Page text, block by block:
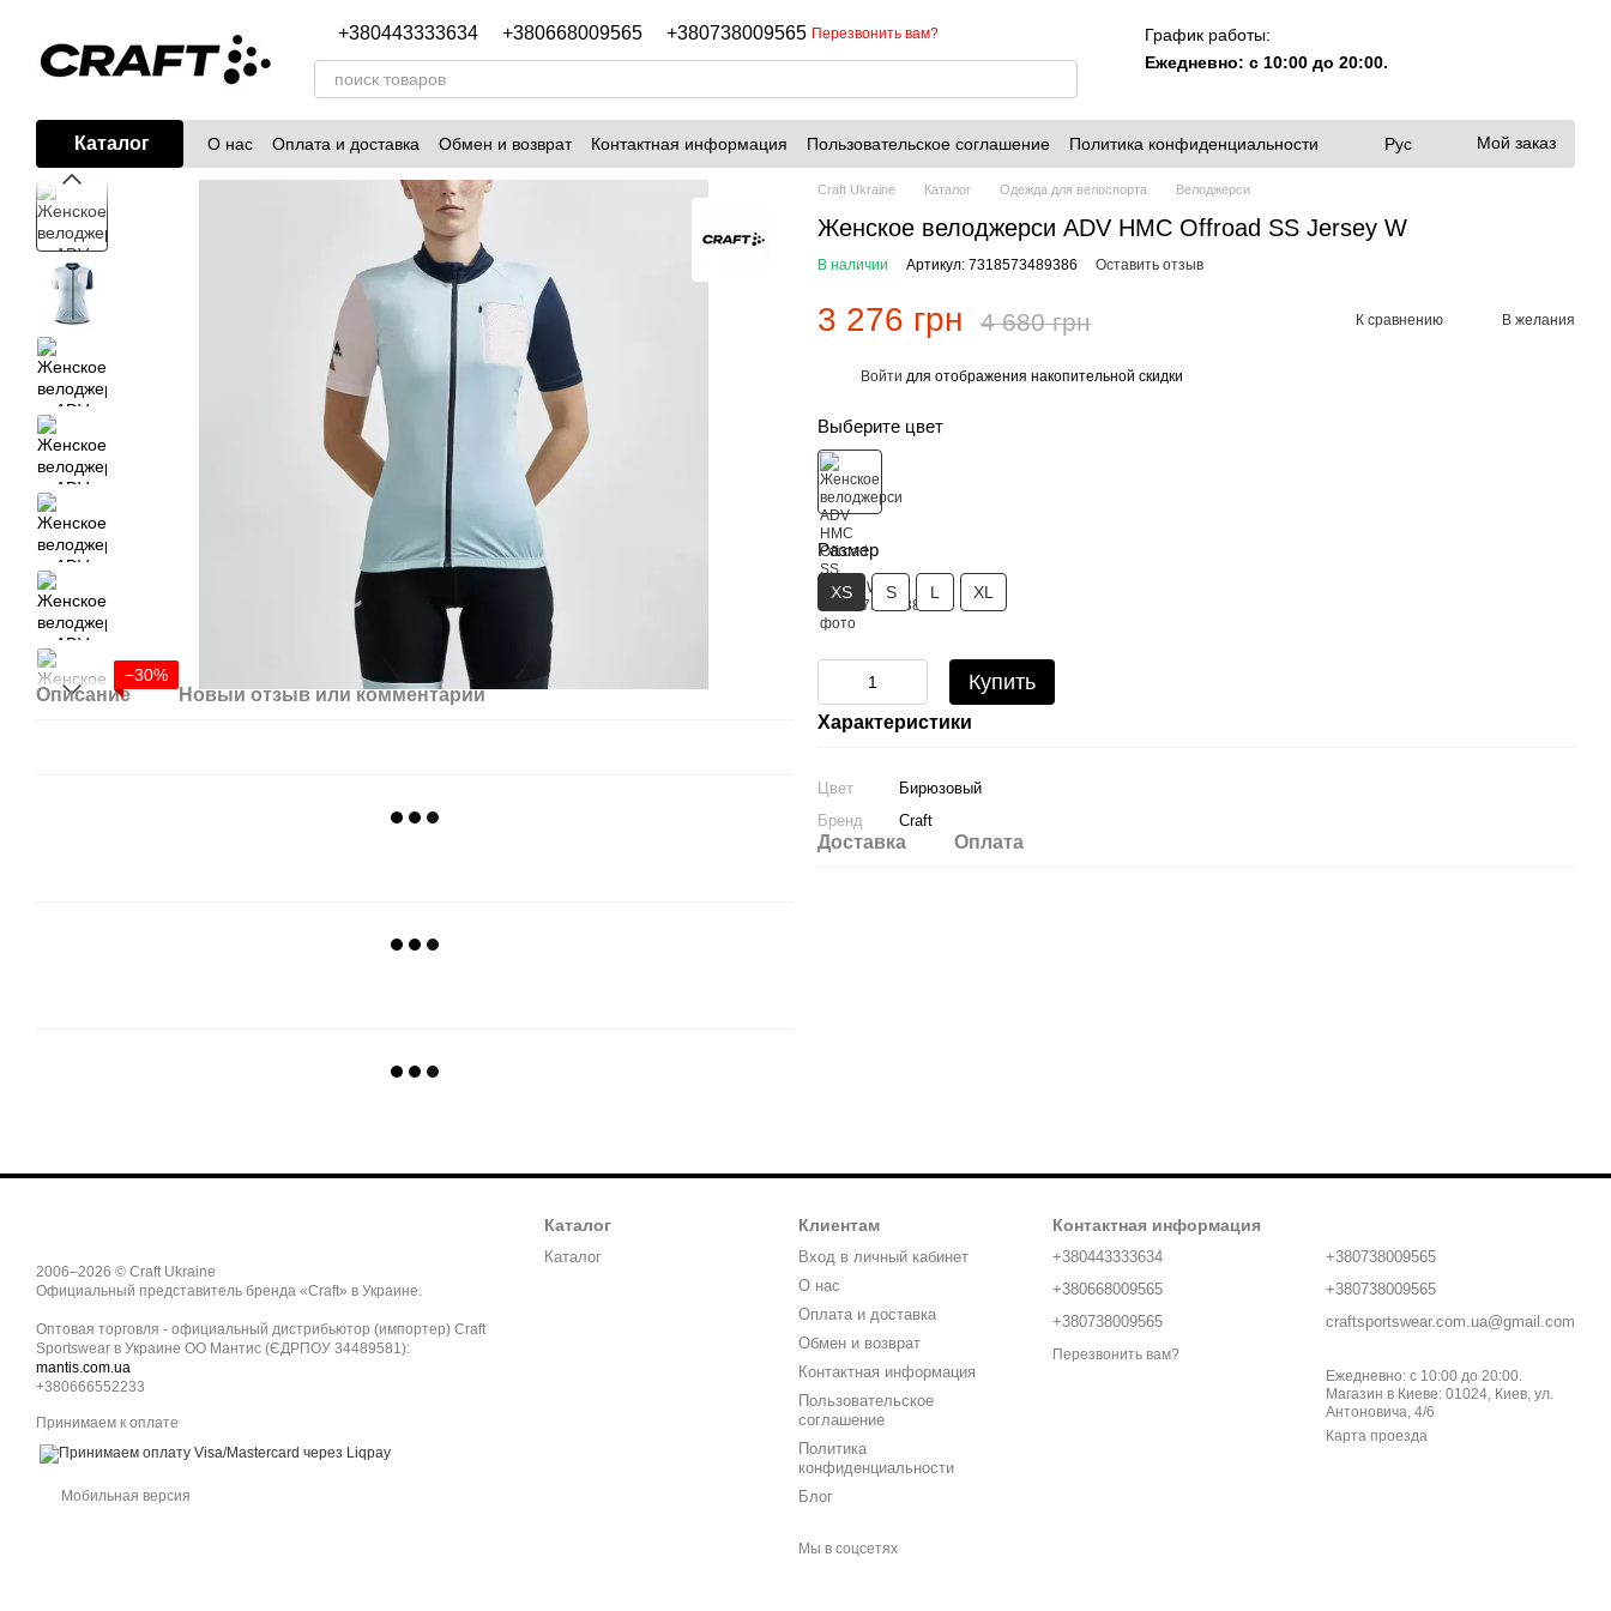
+380443333634 +380668009565 +380738009565 Перезвонить вам?
График работы:
Ежедневно: с 10:00 до 20:00.
Каталог О нас Оплата и доставка Обмен и возврат Контактная информация Пользовательское соглашение
Политика конфиденциальности
Блог
Рус Мой заказ
−30%
Описание Новый отзыв или комментарий
Craft Ukraine Каталог Одежда для велоспорта Велоджерси
Женское велоджерси ADV HMC Offroad SS Jersey W
В наличии Артикул: 7318573489386 Оставить отзыв
3 276 грн 4 680 грн К сравнению В желания
Войти для отображения накопительной скидки
Выберите цвет
Размер
XS S L XL
Купить
Характеристики
Цвет
Бирюзовый
Бренд
Craft
Доставка Оплата
2006–2026 © Craft Ukraine
Официальный представитель бренда «Craft» в Украине.
Оптовая торговля - официальный дистрибьютор (импортер) Craft
Sportswear в Украине ОО Мантис (ЄДРПОУ 34489581):
mantis.com.ua
+380666552233
Принимаем к оплате
Мобильная версия
Каталог
Каталог
Клиентам
Вход в личный кабинет
О нас
Оплата и доставка
Обмен и возврат
Контактная информация
Пользовательское
соглашение
Политика
конфиденциальности
Блог
Мы в соцсетях
Контактная информация
+380443333634
+380668009565
+380738009565
Перезвонить вам?
+380738009565
+380738009565
craftsportswear.com.ua@gmail.com
Ежедневно: с 10:00 до 20:00.
Магазин в Киеве: 01024, Киев, ул.
Антоновича, 4/6
Карта проезда